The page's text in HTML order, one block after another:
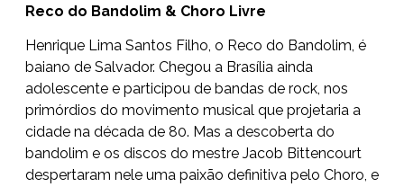
Reco do Bandolim & Choro Livre
Henrique Lima Santos Filho, o Reco do Bandolim, é
baiano de Salvador. Chegou a Brasília ainda
adolescente e participou de bandas de rock, nos
primórdios do movimento musical que projetaria a
cidade na década de 80. Mas a descoberta do
bandolim e os discos do mestre Jacob Bittencourt
despertaram nele uma paixão definitiva pelo Choro, e